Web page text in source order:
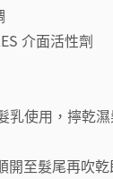
介面活性劑
乳使用，擰乾
開至髮尾再吹乾